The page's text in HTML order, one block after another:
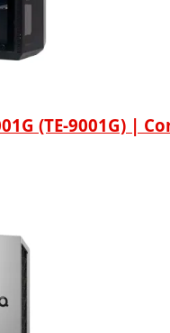
(TE-9001G) |